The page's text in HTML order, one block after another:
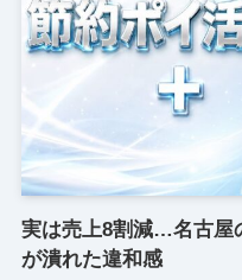
実は売上8割減…名古屋
が潰れた違和感